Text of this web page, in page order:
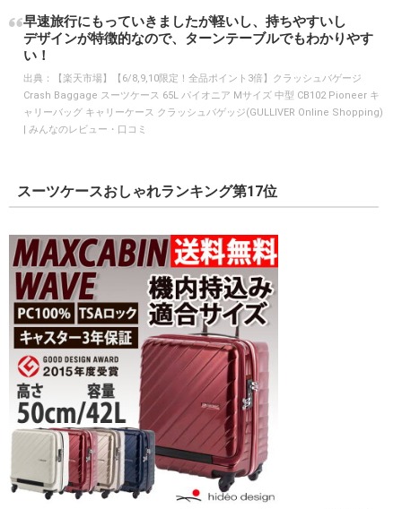
早速旅行にもっていきましたが軽いし、持ちやすいし
デザインが特徴的なので、ターンテーブルでもわかりやす
い！
出典：
【楽天市場】【6/8,9,10限定！全品ポイント3倍】クラッシュバゲージ
Crash Baggage スーツケース 65L パイオニア Mサイズ 中型 CB102 Pioneer キ
ャリーバッグ キャリーケース クラッシュバゲッジ(GULLIVER Online Shopping)
| みんなのレビュー・口コミ
スーツケースおしゃれランキング第17位